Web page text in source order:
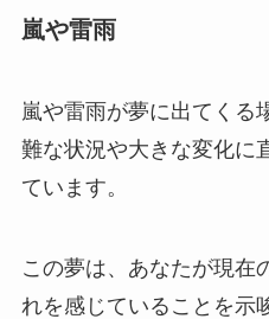
嵐や雷雨
嵐や雷雨が夢に出てくる
難な状況や大きな変化に
ています。
この夢は、あなたが現在
れを感じていることを示